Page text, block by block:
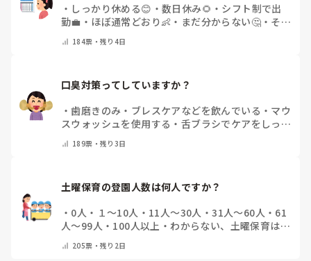
・ しっかり休める😊 ・ 数日休み🌻 ・ シフト制で出
勤💼 ・ ほぼ通常どおり👶 ・ まだ分からない🤔・ その
184票・残り4日
口臭対策ってしていますか？
・歯磨きのみ ・ ブレスケアなどを飲んでいる ・ マウ
スウォッシュを使用する ・ 舌ブラシでケアをしっか
の他(コメントで教えて下さい)
189票・残り3日
土曜保育の登園人数は何人ですか？
・ 0人 ・ １～10人 ・ 11人～30人 ・31人～60人 ・ 61
人～99人 ・ 100人以上 ・ わからない、土曜保育はな
205票・残り2日